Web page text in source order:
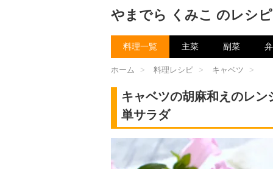
やまでら くみこ のレシピ
料理一覧 主菜 副菜
ホーム > 料理レシピ > キャベツ >
キャベツの胡麻和えのレ
単サラダ